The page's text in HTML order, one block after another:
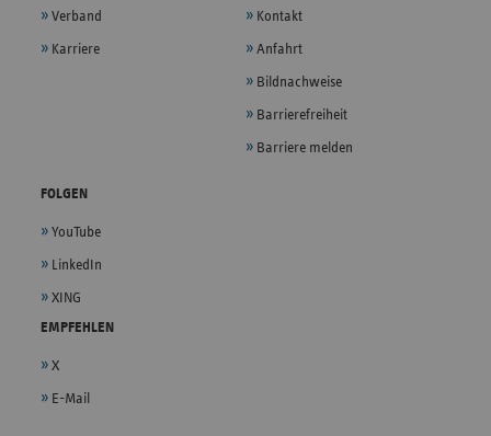
Verband
Karriere
Kontakt
Anfahrt
Bildnachweise
Barrierefreiheit
Barriere melden
FOLGEN
YouTube
LinkedIn
XING
EMPFEHLEN
X
E-Mail